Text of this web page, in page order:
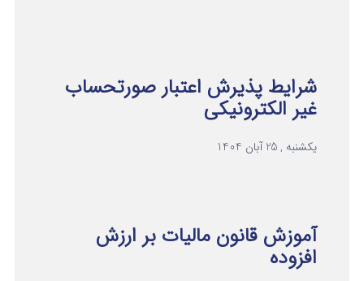
شرایط پذیرش اعتبار صورتحساب
غیر الکترونیکی
یکشنبه , 25 آبان 1404
آموزش قانون مالیات بر ارزش
افزوده